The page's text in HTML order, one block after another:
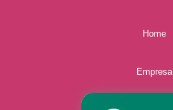
Home
Empresa